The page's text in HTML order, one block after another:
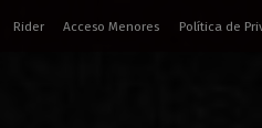
Rider Acceso Menores Política de